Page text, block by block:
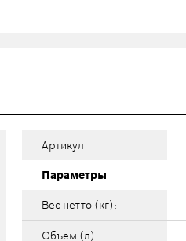
Артикул
Параметры
Вес нетто (кг):
Объём (л):